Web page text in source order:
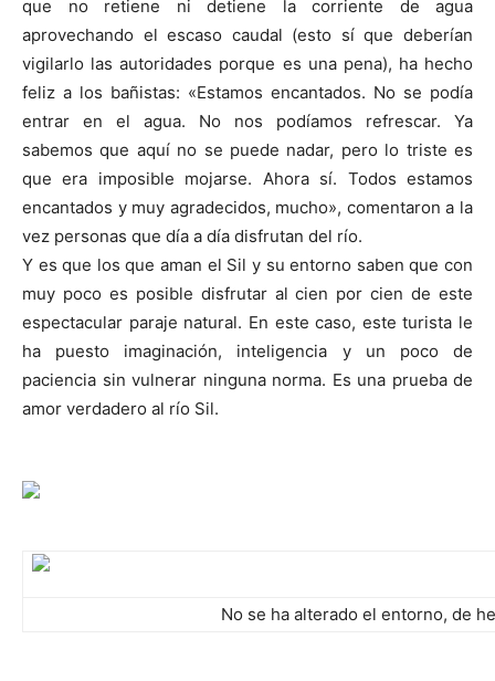
que no retiene ni detiene la corriente de agua
aprovechando el escaso caudal (esto sí que deberían
vigilarlo las autoridades porque es una pena), ha hecho
feliz a los bañistas: «Estamos encantados. No se podía
entrar en el agua. No nos podíamos refrescar. Ya
sabemos que aquí no se puede nadar, pero lo triste es
que era imposible mojarse. Ahora sí. Todos estamos
encantados y muy agradecidos, mucho», comentaron a la
vez personas que día a día disfrutan del río.
Y es que los que aman el Sil y su entorno saben que con
muy poco es posible disfrutar al cien por cien de este
espectacular paraje natural. En este caso, este turista le
ha puesto imaginación, inteligencia y un poco de
paciencia sin vulnerar ninguna norma. Es una prueba de
amor verdadero al río Sil.
No se ha alterado el entorno, de